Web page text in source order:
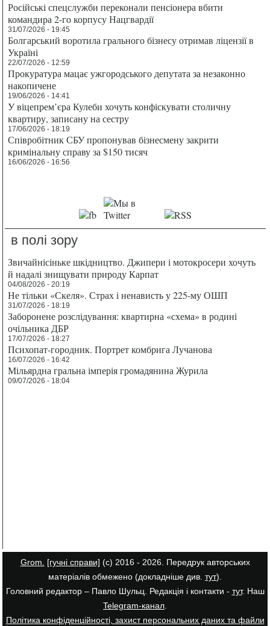
Російські спецслужби переконали пенсіонера вбити
командира 2-го корпусу Нацгвардії
31/07/2026 - 19:45
Болгарський воротила грального бізнесу отримав ліцензії в
Україні
22/07/2026 - 12:59
Прокуратура мацає ужгородського депутата за незаконно
накопичене
19/06/2026 - 14:41
У віцепрем’єра Кулеби хочуть конфіскувати столичну
квартиру, записану на сестру
17/06/2026 - 18:19
Співробітник СБУ пропонував бізнесмену закрити
кримінальну справу за $150 тисяч
16/06/2026 - 16:56
в полі зору
Звичайнісіньке шкідництво. Джипери і мотокросери хочуть
й надалі знищувати природу Карпат
04/08/2026 - 20:19
Не тільки «Скеля». Страх і ненависть у 225-му ОШП
31/07/2026 - 18:19
Заборонене розслідування: квартирна «схема» в родині
очільника ДБР
17/07/2026 - 18:27
Психопат-городник. Портрет комбрига Лучанова
16/07/2026 - 16:42
Мільярдна гральна імперія громадянина Журила
09/07/2026 - 18:04
Grom. [гучні справи] (с) 2016 - 2026. Передрук авторських
матеріалів обмежено (докладніше див. тут).
Головний редактор – Павло Шульц. Редакція і контакти - тут. Наш
Telegram-канал
Політика конфіденційності, захист персональних даних та файли